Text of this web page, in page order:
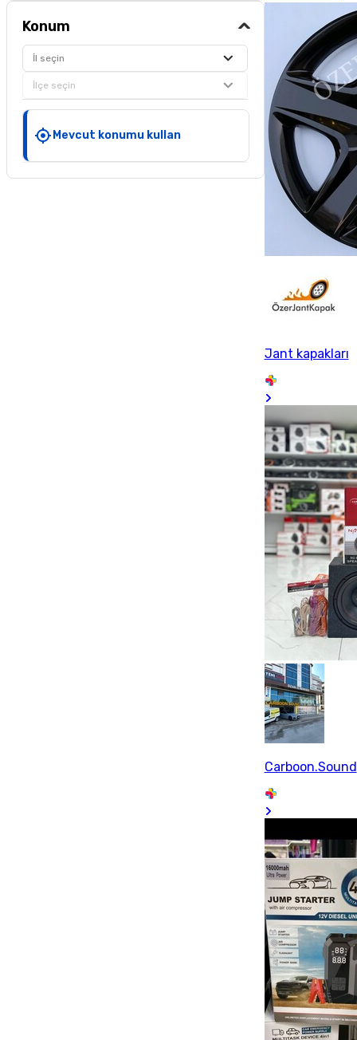
Konum
İl seçin
İlçe seçin
Mevcut konumu kullan
Jant kapakları
Carboon.Sound